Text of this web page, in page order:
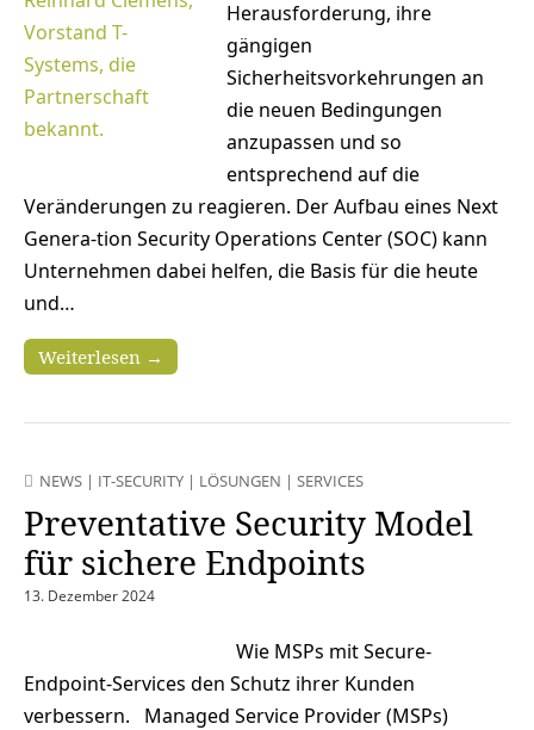
Herausforderung, ihre
gängigen
Sicherheitsvorkehrungen an
die neuen Bedingungen
anzupassen und so
entsprechend auf die
Veränderungen zu reagieren. Der Aufbau eines Next
Genera-tion Security Operations Center (SOC) kann
Unternehmen dabei helfen, die Basis für die heute
und…
Weiterlesen →
NEWS | IT-SECURITY | LÖSUNGEN | SERVICES
Preventative Security Model
für sichere Endpoints
13. Dezember 2024
Wie MSPs mit Secure-
Endpoint-Services den Schutz ihrer Kunden
verbessern. Managed Service Provider (MSPs)